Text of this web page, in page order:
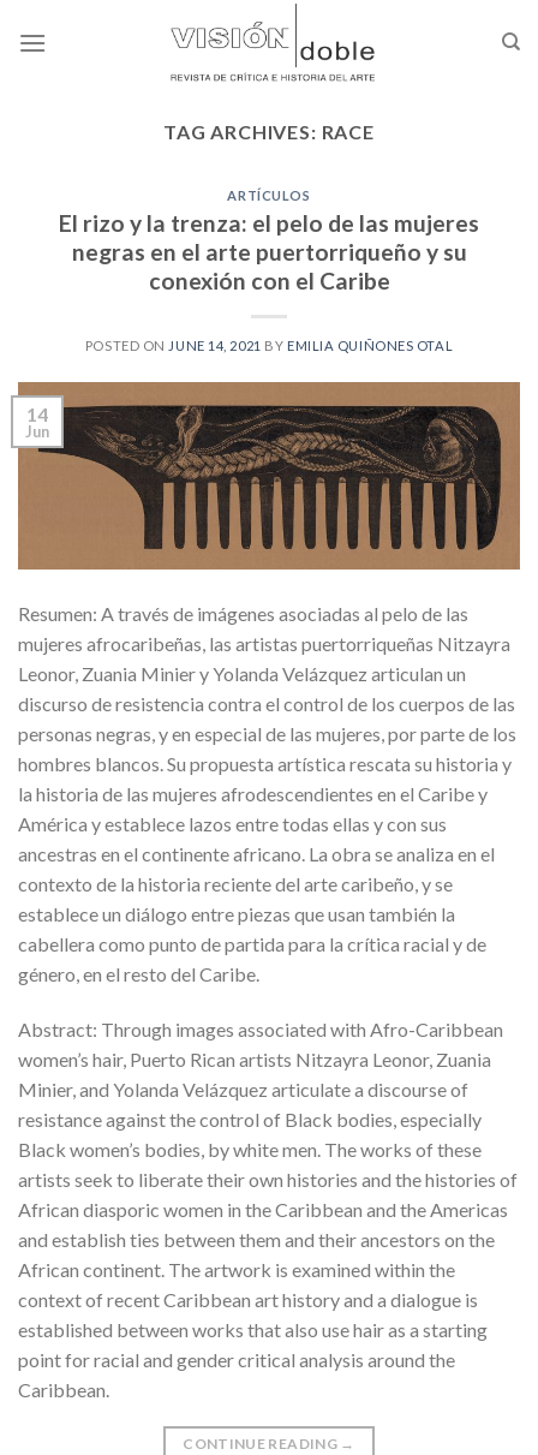
TAG ARCHIVES: RACE
ARTÍCULOS
El rizo y la trenza: el pelo de las mujeres
negras en el arte puertorriqueño y su
conexión con el Caribe
POSTED ON JUNE 14, 2021 BY EMILIA QUIÑONES OTAL
14
Jun
Resumen: A través de imágenes asociadas al pelo de las
mujeres afrocaribeñas, las artistas puertorriqueñas Nitzayra
Leonor, Zuania Minier y Yolanda Velázquez articulan un
discurso de resistencia contra el control de los cuerpos de las
personas negras, y en especial de las mujeres, por parte de los
hombres blancos. Su propuesta artística rescata su historia y
la historia de las mujeres afrodescendientes en el Caribe y
América y establece lazos entre todas ellas y con sus
ancestras en el continente africano. La obra se analiza en el
contexto de la historia reciente del arte caribeño, y se
establece un diálogo entre piezas que usan también la
cabellera como punto de partida para la crítica racial y de
género, en el resto del Caribe.
Abstract: Through images associated with Afro-Caribbean
women’s hair, Puerto Rican artists Nitzayra Leonor, Zuania
Minier, and Yolanda Velázquez articulate a discourse of
resistance against the control of Black bodies, especially
Black women’s bodies, by white men. The works of these
artists seek to liberate their own histories and the histories of
African diasporic women in the Caribbean and the Americas
and establish ties between them and their ancestors on the
African continent. The artwork is examined within the
context of recent Caribbean art history and a dialogue is
established between works that also use hair as a starting
point for racial and gender critical analysis around the
Caribbean.
CONTINUE READING →